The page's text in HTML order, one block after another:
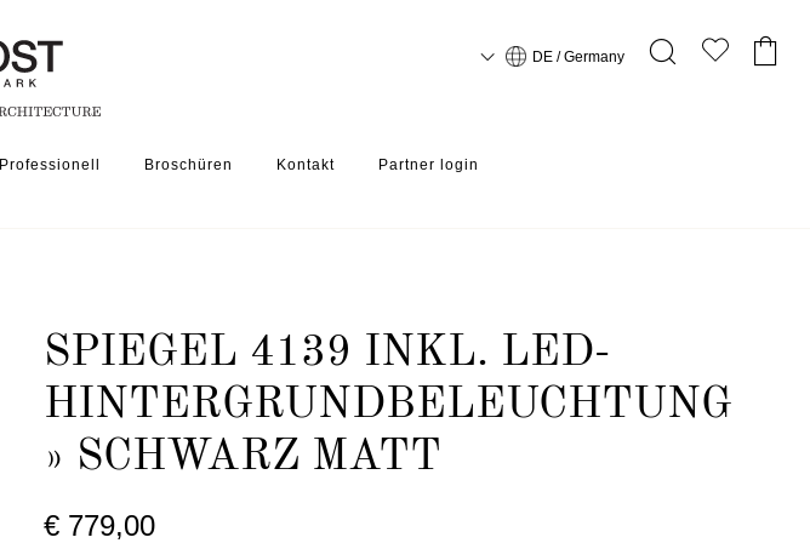
Professionell Broschüren Kontakt Partner login
DE / Germany
SPIEGEL 4139 INKL. LED-
HINTERGRUNDBELEUCHTUNG
» SCHWARZ MATT
€ 779,00